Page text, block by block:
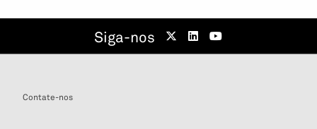
Siga-nos
Contate-nos